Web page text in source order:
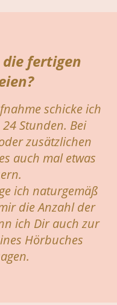
fertigen
schicke ich
Stunden. Bei
zusätzlichen
auch mal etwas
ich naturgemäß
die Anzahl der
ich Dir auch zur
Hörbuches